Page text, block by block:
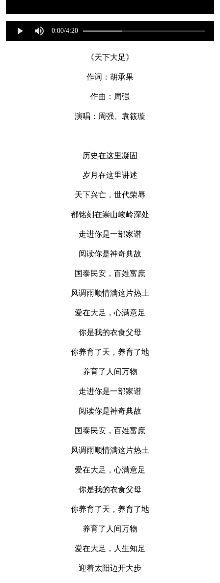
《天下大足》
作词：胡承果
作曲：周强
演唱：周强、袁筱璇
历史在这里凝固
岁月在这里讲述
天下兴亡，世代荣辱
都铭刻在崇山峻岭深处
走进你是一部家谱
阅读你是神奇典故
国泰民安，百姓富庶
风调雨顺情满这片热土
爱在大足，心满意足
你是我的衣食父母
你养育了天，养育了地
养育了人间万物
走进你是一部家谱
阅读你是神奇典故
国泰民安，百姓富庶
风调雨顺情满这片热土
爱在大足，心满意足
你是我的衣食父母
你养育了天，养育了地
养育了人间万物
爱在大足，人生知足
迎着太阳迈开大步